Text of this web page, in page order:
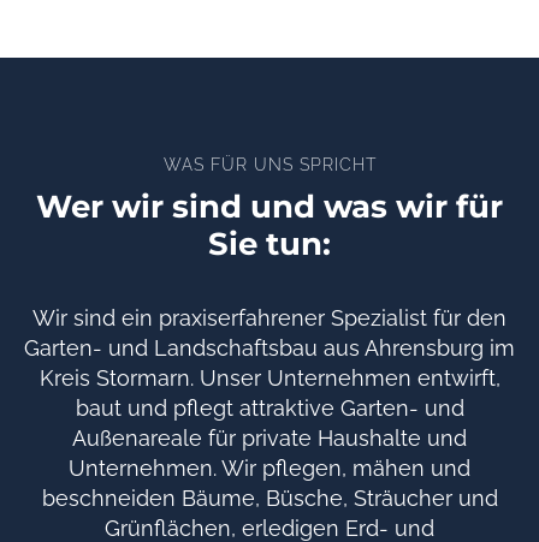
WAS FÜR UNS SPRICHT
Wer wir sind und was wir für
Sie tun:
Wir sind ein praxiserfahrener Spezialist für den
Garten- und Landschaftsbau aus Ahrensburg im
Kreis Stormarn. Unser Unternehmen entwirft,
baut und pflegt attraktive Garten- und
Außenareale für private Haushalte und
Unternehmen. Wir pflegen, mähen und
beschneiden Bäume, Büsche, Sträucher und
Grünflächen, erledigen Erd- und